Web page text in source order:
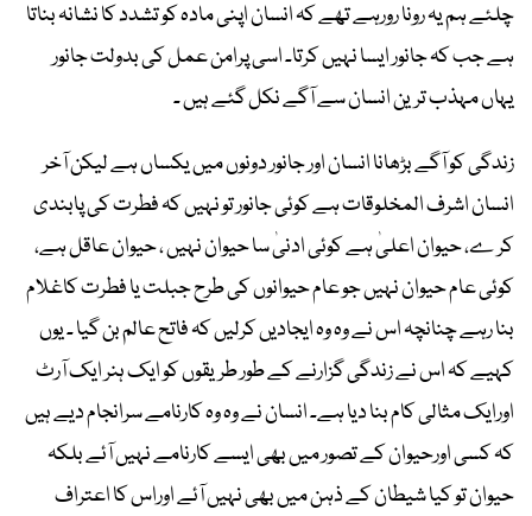
چلئے ہم یہ رونا رورہے تھے کہ انسان اپنی مادہ کو تشدد کا نشانہ بناتا
ہے جب کہ جانور ایسا نہیں کرتا۔ اسی پرامن عمل کی بدولت جانور
یہاں مہذب ترین انسان سے آگے نکل گئے ہیں ۔
زندگی کو آگے بڑھانا انسان اور جانور دونوں میں یکساں ہے لیکن آخر
انسان اشرف المخلوقات ہے کوئی جانور تو نہیں کہ فطرت کی پابندی
کر ے، حیوان اعلیٰ ہے کوئی ادنیٰ سا حیوان نہیں ، حیوان عاقل ہے،
کوئی عام حیوان نہیں جو عام حیوانوں کی طرح جبلت یا فطرت کاغلام
بنا رہے چنانچہ اس نے وہ وہ ایجادیں کرلیں کہ فاتح عالم بن گیا ۔ یوں
کہیے کہ اس نے زندگی گزارنے کے طور طریقوں کو ایک ہنر ایک آرٹ
اورایک مثالی کام بنا دیا ہے۔ انسان نے وہ وہ کارنامے سرانجام دیے ہیں
کہ کسی اورحیوان کے تصور میں بھی ایسے کارنامے نہیں آئے بلکہ
حیوان تو کیا شیطان کے ذہن میں بھی نہیں آئے اوراس کا اعتراف